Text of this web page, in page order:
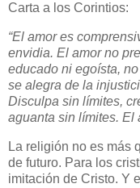
Carta a los Corintios:
“El amor es
envidia. El amor no
educado ni egoísta,
se alegra de la
Disculpa sin límites,
aguanta sin límites. El
La religión no es más
de futuro. Para los
imitación de Cristo. Y